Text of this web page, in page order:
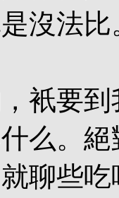
沒法
衹要
么。絕
聊些